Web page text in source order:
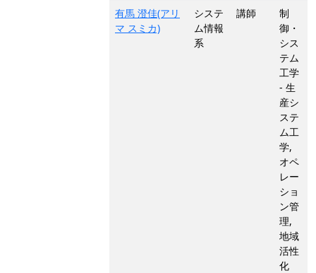
有馬 澄佳(アリ
マ スミカ)
システ
ム情報
系
講師
制
御・
シス
テム
工学
- 生
産シ
ステ
ム工
学,
オペ
レー
ショ
ン管
理,
地域
活性
化